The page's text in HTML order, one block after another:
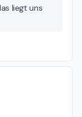
liegt uns